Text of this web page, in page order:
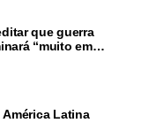
que guerra
“muito em
Latina